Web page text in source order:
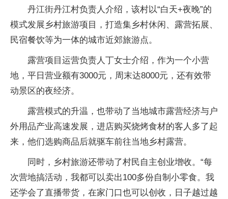
丹江街丹江村负责人介绍，该村以“白天+夜晚”的
模式发展乡村旅游项目，打造集乡村休闲、露营拓展、
民宿餐饮等为一体的城市近郊旅游点。
露营项目运营负责人丁女士介绍，作为一个小营
地，平日营业额有3000元，周末达8000元，还有效带
动景区的夜经济。
露营模式的升温，也带动了当地城市露营经济与户
外用品产业高速发展，进店购买烧烤食材的客人多了起
来，他们选购商品后就驱车前往当地乡村露营。
同时，乡村旅游还带动了村民自主创业增收。“每
次营地搞活动，我都可以卖出100多份自制小零食。我
还学会了直播带货，在家门口也可以创收，日子越过越